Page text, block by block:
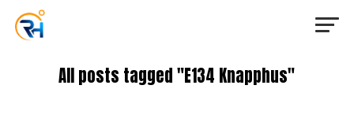
All posts tagged "E134 Knapphus"